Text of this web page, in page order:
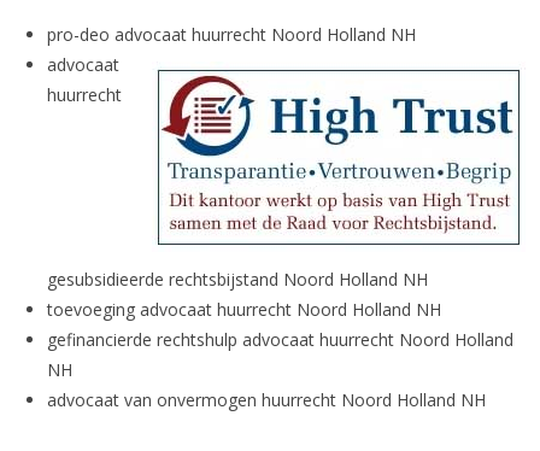
pro-deo advocaat huurrecht Noord Holland NH
advocaat
huurrecht
gesubsidieerde rechtsbijstand Noord Holland NH
toevoeging advocaat huurrecht Noord Holland NH
gefinancierde rechtshulp advocaat huurrecht Noord Holland
NH
advocaat van onvermogen huurrecht Noord Holland NH